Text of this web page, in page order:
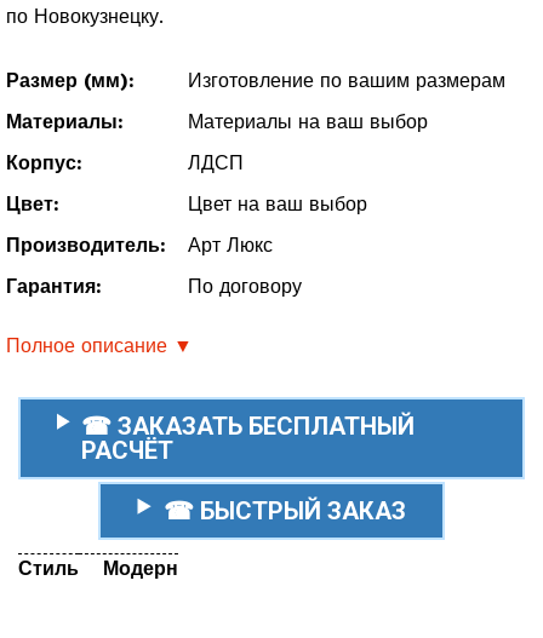
по Новокузнецку.
Размер (мм):
Изготовление по вашим размерам
Материалы:
Материалы на ваш выбор
Корпус:
ЛДСП
Цвет:
Цвет на ваш выбор
Производитель:
Арт Люкс
Гарантия:
По договору
Полное описание ▼
☎ ЗАКАЗАТЬ БЕСПЛАТНЫЙ
РАСЧЁТ
☎ БЫСТРЫЙ ЗАКАЗ
Стиль Модерн